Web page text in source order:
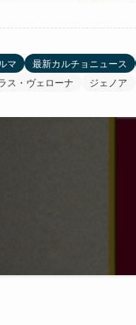
マ 最新カルチョニュース
ス・ヴェローナ ジェノア